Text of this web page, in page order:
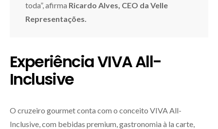
toda”, afirma Ricardo Alves, CEO da Velle
Representações.
Experiência VIVA All-
Inclusive
O cruzeiro gourmet conta com o conceito VIVA All-
Inclusive, com bebidas premium, gastronomia à la carte,